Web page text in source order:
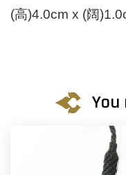
(高)4.0cm x (阔
You